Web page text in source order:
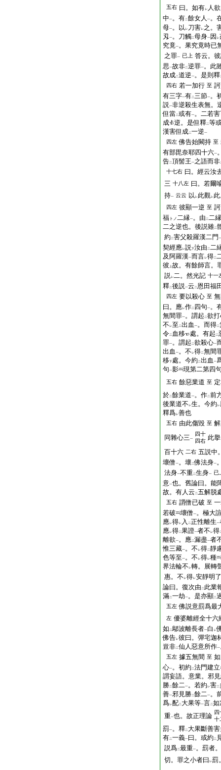
五右 曰。如有レ 人欲
中一。有二餘女人 一。
母一。以 レ刀害レ之。
刄一。刀觸二母身一 因 レ
究竟一。果究竟時已
之罪一 已上 答云。
思一故非二逆罪一。此
故成二道逆一。是則釋
四右 若一加行 至
有三字一有二三節一。
説一非逆殺生表無。
但當二或有一。二若
成
逆。是但釋二等
漢害但成二一逆一
四左 佛告始闕持 至
有部毘奈耶四十六一
告二頂髻王一之語而非
十七右 曰。經云汝
三 十八左 曰。若爾
持一 云云 以 レ此觀レ
四左 彼顯一逆 至
福 トノ二縁一。由 二二縁
二之逆也。後説雖二
約 二害父殺羅漢二門 一
契經應レ説下汝由 二二
及阿羅漢一而言レ得二
彼
上故。有餘師言。
説レ二。然光記 十一
釋二後説一云 二恩田福
四左 要以殺心 至
曰。應レ作二 四句一。
無間罪一。謂起 二欲
不 レ至 二出血 一。而得二
令二 血移 處。有起 二
罪一。謂起 二欲殺心一
出血 一。不 レ得二無間
移下處。今約 二出血 一
句一影 現第二第四
五右 餘惡業道 至
於二餘業道一。作二前
後業道不 レ生。今約 レ
釋爲レ善也
五右 由此傷毀 至
同雜心三一
四十
四右 此擧
百十六 二右 五説中
壞僧一。壞 二佛法身一
法身一不重二生身一 已
意一也。舊論曰。能
故。有人云 二五解脱
五右 謂僧已破 至
若破
壞僧一。極大
應レ得レ 入 二正性離生一
應レ得二果證一者不 レ得
離欲一。應二漏盡一者
惟三藏一。不 レ得二靜
色等至一。不 レ得レ種
界法輪不 レ轉。展轉
惠。不 レ得レ安靜明
論曰。復次由 二 此業
滿二一劫一。是亦顯二
五左 佛説意罰爲
左 優婆離經全十六
如 二鄔波離長者一白 レ
佛告レ彼曰。彈宅迦
豈非二仙人惡意所作一
五左 據五無間 至
心一。初約 二法門建
謂妄語。意業。邪
勝二餘二一。若約 レ害二
善一邪見勝二餘二一。
爲レ配二 大果等一言二如
重一也。故正理論 四
十
罰一。釋二 大果斷善
有二一義一曰。或約 二
説爲二最重一。罰者
切。罪之小者曰 レ罰